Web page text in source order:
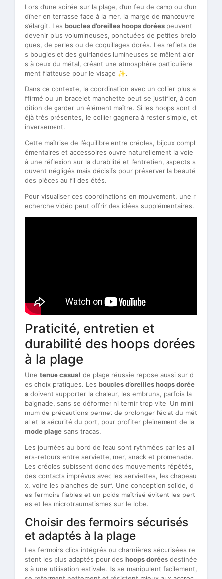
Lors d’une soirée sur la plage, d’un feu de camp ou d’un
dîner en terrasse face à la mer, la marge de manœuvre
s’élargit. Les boucles d’oreilles hoops dorées peuvent
devenir plus volumineuses, ponctuées de petites brelo
ques, de perles ou de coquillages dorés. Les reflets de
s bougies et des guirlandes lumineuses se mêlent alor
s à ceux du métal, créant une atmosphère particulière
ment flatteuse pour le visage ✨.
Dans ce contexte, la coordination avec un collier plus a
ffirmé ou un bracelet manchette peut se justifier, à con
dition de garder un élément maître. Si les hoops sont d
éjà très présentes, le collier gagnera à rester simple, et
inversement.
Cette maîtrise de l’équilibre entre créoles, bijoux compl
émentaires et accessoires ouvre naturellement la voie
à une réflexion sur la durabilité et l’entretien, aspects s
ouvent négligés mais décisifs pour préserver la beauté
des pièces au fil des étés.
Pour visualiser ces coordinations en mouvement, une r
echerche vidéo peut offrir des idées supplémentaires.
Praticité, entretien et
durabilité des hoops dorées
à la plage
Une tenue casual de plage réussie repose aussi sur d
es choix pratiques. Les boucles d’oreilles hoops dorée
s doivent supporter la chaleur, les embruns, parfois la
baignade, sans se déformer ni ternir trop vite. Un mini
mum de précautions permet de prolonger l’éclat du mét
al et la sécurité du port, pour profiter pleinement de la
mode plage sans tracas.
Les journées au bord de l’eau sont rythmées par les all
ers-retours entre serviette, mer, snack et promenade.
Les créoles subissent donc des mouvements répétés,
des contacts imprévus avec les serviettes, les chapeau
x, voire les planches de surf. Une conception solide, d
es fermoirs fiables et un poids maîtrisé évitent les pert
es et les microtraumatismes sur le lobe.
Choisir des fermoirs sécurisés
et adaptés à la plage
Les fermoirs clics intégrés ou charnières sécurisées re
stent les plus adaptés pour des hoops dorées destinée
s à une utilisation estivale. Ils se manipulent facilement,